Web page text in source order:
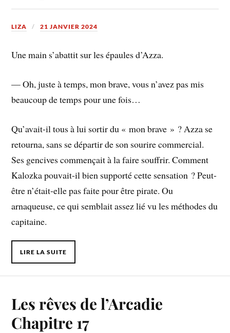
LIZA 21 JANVIER 2024
Une main s’abattit sur les épaules d’Azza.
— Oh, juste à temps, mon brave, vous n’avez pas mis
beaucoup de temps pour une fois…
Qu’avait-il tous à lui sortir du « mon brave » ? Azza se
retourna, sans se départir de son sourire commercial.
Ses gencives commençait à la faire souffrir. Comment
Kalozka pouvait-il bien supporté cette sensation ? Peut-
être n’était-elle pas faite pour être pirate. Ou
arnaqueuse, ce qui semblait assez lié vu les méthodes du
capitaine.
LIRE LA SUITE
Les rêves de l’Arcadie
Chapitre 17